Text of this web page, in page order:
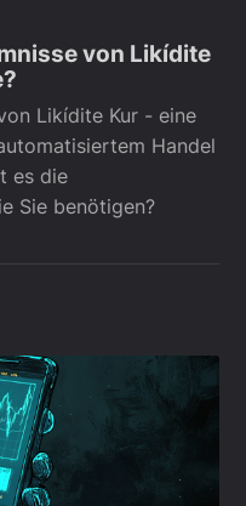
von Likídite
Likídite Kur - eine
Handel
es die
Sie benötigen?